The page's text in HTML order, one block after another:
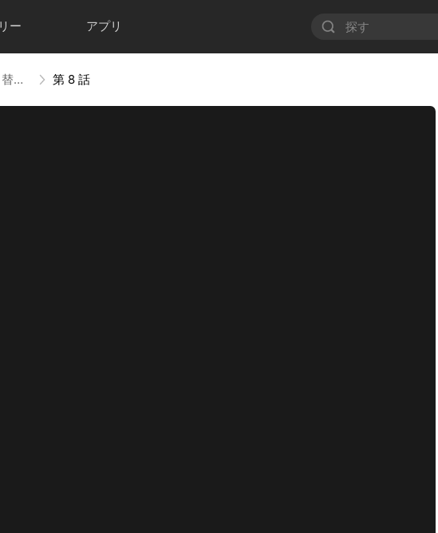
ー アプリ
身の程を知りなさい、義父さん（吹き替え） 第 8 話